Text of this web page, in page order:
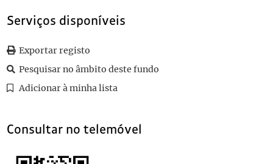
011 Boletim de registo e justificação de cortes
100 Boletim de registo e justificação de cortes
Serviços disponíveis
Exportar registo
Pesquisar no âmbito deste fundo
Adicionar à minha lista
Consultar no telemóvel